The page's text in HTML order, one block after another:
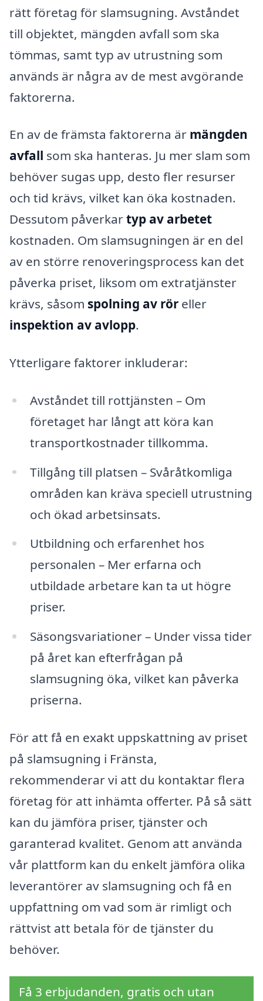
rätt företag för slamsugning. Avståndet
till objektet, mängden avfall som ska
tömmas, samt typ av utrustning som
används är några av de mest avgörande
faktorerna.
En av de främsta faktorerna är mängden
avfall som ska hanteras. Ju mer slam som
behöver sugas upp, desto fler resurser
och tid krävs, vilket kan öka kostnaden.
Dessutom påverkartyp av arbetet
kostnaden. Om slamsugningen är en del
av en större renoveringsprocess kan det
påverka priset, liksom om extratjänster
krävs, såsom spolning av rör eller
inspektion av avlopp.
Ytterligare faktorer inkluderar:
Avståndet till rottjänsten – Om
företaget har långt att köra kan
transportkostnader tillkomma.
Tillgång till platsen – Svåråtkomliga
områden kan kräva speciell utrustning
och ökad arbetsinsats.
Utbildning och erfarenhet hos
personalen – Mer erfarna och
utbildade arbetare kan ta ut högre
priser.
Säsongsvariationer – Under vissa tider
på året kan efterfrågan på
slamsugning öka, vilket kan påverka
priserna.
För att få en exakt uppskattning av priset
på slamsugning i Fränsta,
rekommenderar vi att du kontaktar flera
företag för att inhämta offerter. På så sätt
kan du jämföra priser, tjänster och
garanterad kvalitet. Genom att använda
vår plattform kan du enkelt jämföra olika
leverantörer av slamsugning och få en
uppfattning om vad som är rimligt och
rättvist att betala för de tjänster du
behöver.
Få 3 erbjudanden, gratis och utan